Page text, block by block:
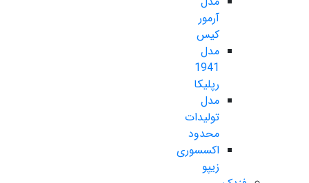
آرمور
کیس
مدل
1941
رپلیکا
مدل
تولیدات
محدود
اکسسوری
زیپو